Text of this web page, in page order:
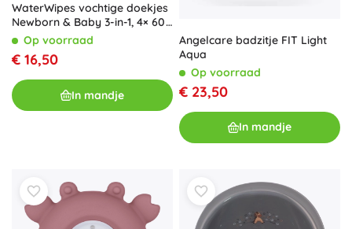
WaterWipes vochtige doekjes
Newborn & Baby 3-in-1, 4× 60
stuks (240 stuks)
Op voorraad
€ 16,50
In mandje
Angelcare badzitje FIT Light
Aqua
Op voorraad
€ 23,50
In mandje